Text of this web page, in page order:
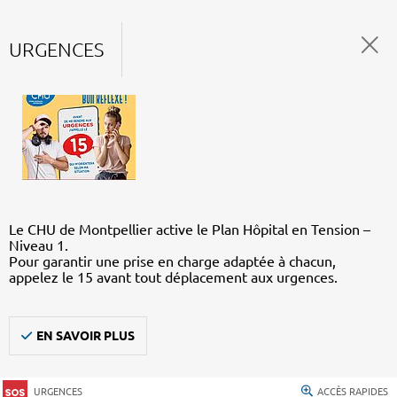
URGENCES
Le CHU de Montpellier active le Plan Hôpital en Tension –
Niveau 1.
Pour garantir une prise en charge adaptée à chacun,
appelez le 15 avant tout déplacement aux urgences.
EN SAVOIR PLUS
URGENCES ACCÈS RAPIDES